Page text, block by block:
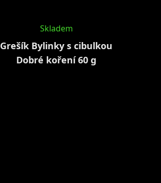
Grešík Bylinky s cibulkou
Dobré koření 60 g
Skladem